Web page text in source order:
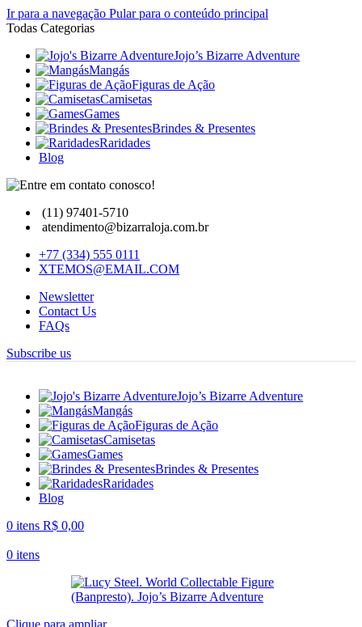
Ir para a navegação Pular para o conteúdo principal
Todas Categorias
Jojo’s Bizarre Adventure
Mangás
Figuras de Ação
Camisetas
Games
Brindes & Presentes
Raridades
Blog
(11) 97401-5710
atendimento@bizarraloja.com.br
+77 (334) 555 0111
XTEMOS@EMAIL.COM
Newsletter
Contact Us
FAQs
Subscribe us
Jojo’s Bizarre Adventure
Mangás
Figuras de Ação
Camisetas
Games
Brindes & Presentes
Raridades
Blog
0 itens R$ 0,00
0 itens
Clique para ampliar